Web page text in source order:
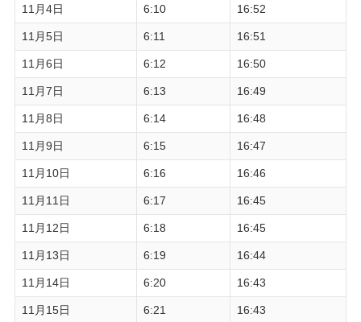
11月4日 6:10 16:52
11月5日 6:11 16:51
11月6日 6:12 16:50
11月7日 6:13 16:49
11月8日 6:14 16:48
11月9日 6:15 16:47
11月10日 6:16 16:46
11月11日 6:17 16:45
11月12日 6:18 16:45
11月13日 6:19 16:44
11月14日 6:20 16:43
11月15日 6:21 16:43